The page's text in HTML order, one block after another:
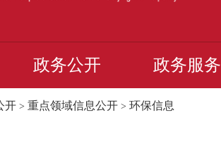
政务公开 政务服务
开 > 重点领域信息公开 > 环保信息